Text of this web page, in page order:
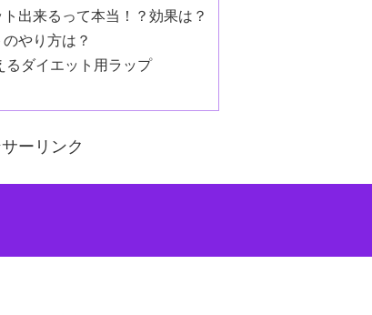
出来るって本当！？効果は？
やり方は？
るダイエット用ラップ
ーリンク